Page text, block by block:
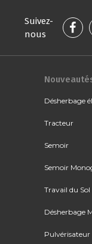
Suivez-
nous
Désherbage
Tracteur
Semoir
Semoir
Travail du Sol
Désherbage
Pulvérisateur